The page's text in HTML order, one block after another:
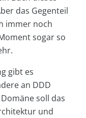
das Gegenteil
immer noch
sogar so
gibt es
an DDD
soll das
und